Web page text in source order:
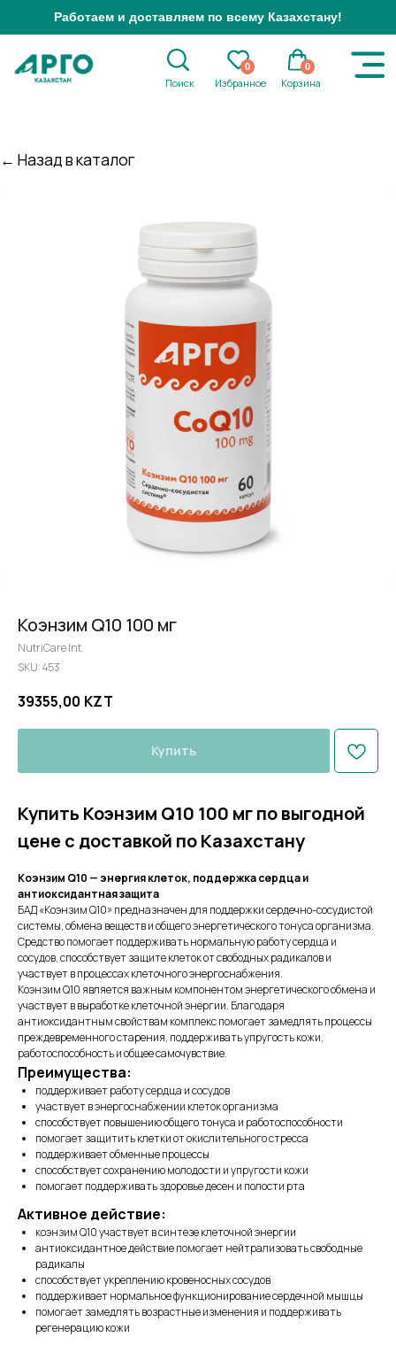
Избранное Корзина
0
Работаем и доставляем по всему Казахстану!
Коэнзим Q10 100 мг
NutriCare Int.
SKU:453
39355,00 KZT
Купить
Купить Коэнзим Q10 100 мг по выгодной
цене с доставкой по Казахстану
Коэнзим Q10 — энергия клеток, поддержка сердца и
антиоксидантная защита
БАД «Коэнзим Q10» предназначен для поддержки сердечно-сосудистой
системы, обмена веществ и общего энергетического тонуса организма.
Средство помогает поддерживать нормальную работу сердца и
сосудов, способствует защите клеток от свободных радикалов и
участвует в процессах клеточного энергоснабжения.
Коэнзим Q10 является важным компонентом энергетического обмена и
участвует в выработке клеточной энергии. Благодаря
антиоксидантным свойствам комплекс помогает замедлять процессы
преждевременного старения, поддерживать упругость кожи,
работоспособность и общее самочувствие.
Преимущества:
поддерживает работу сердца и сосудов
участвует в энергоснабжении клеток организма
способствует повышению общего тонуса и работоспособности
помогает защитить клетки от окислительного стресса
поддерживает обменные процессы
способствует сохранению молодости и упругости кожи
помогает поддерживать здоровье десен и полости рта
Активное действие:
коэнзим Q10 участвует в синтезе клеточной энергии
антиоксидантное действие помогает нейтрализовать свободные
радикалы
способствует укреплению кровеносных сосудов
поддерживает нормальное функционирование сердечной мышцы
помогает замедлять возрастные изменения и поддерживать
регенерацию кожи